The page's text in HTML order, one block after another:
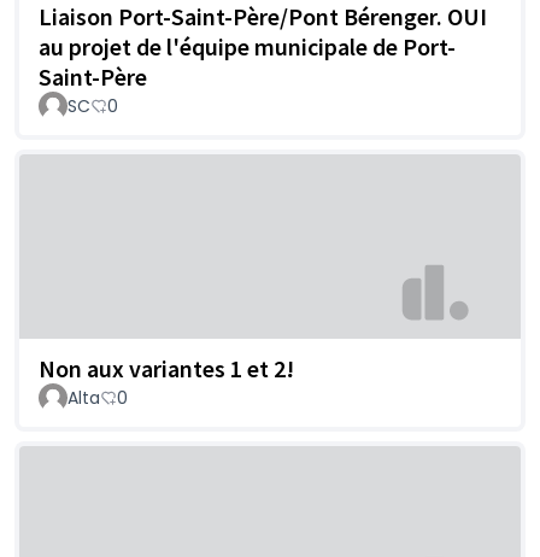
Liaison Port-Saint-Père/Pont Bérenger. OUI
au projet de l'équipe municipale de Port-
Saint-Père
SC 0
Non aux variantes 1 et 2!
Alta 0